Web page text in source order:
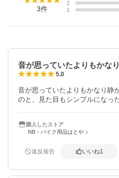
3件
2
1
音が思っていたよりもかな
5.0
音が思っていたよりもかなり静
のと、見た目もシンプルになっ
購入したストア
NB・バイク用品はとや
違反報告 いいね1